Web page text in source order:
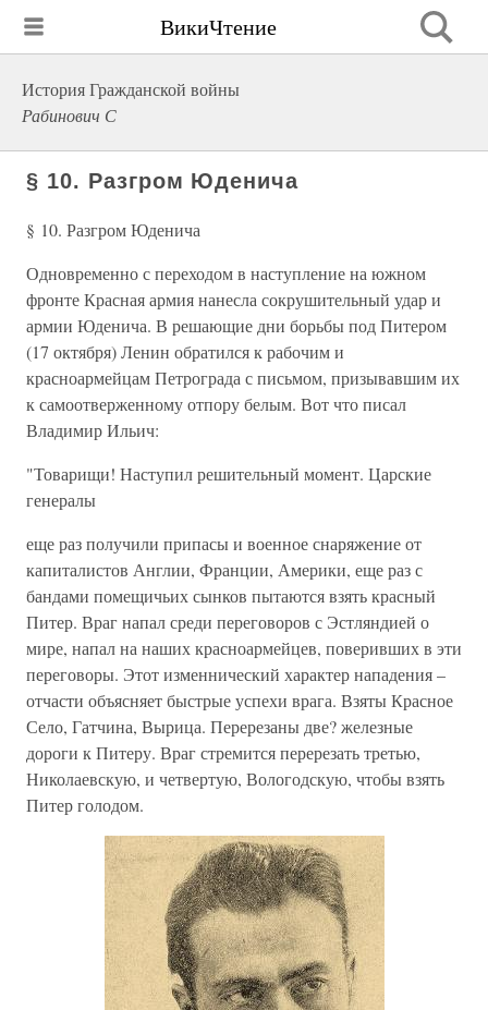
ВикиЧтение
История Гражданской войны
Рабинович С
§ 10. Разгром Юденича
§ 10. Разгром Юденича
Одновременно с переходом в наступление на южном
фронте Красная армия нанесла сокрушительный удар и
армии Юденича. В решающие дни борьбы под Питером
(17 октября) Ленин обратился к рабочим и
красноармейцам Петрограда с письмом, призывавшим их
к самоотверженному отпору белым. Вот что писал
Владимир Ильич:
"Товарищи! Наступил решительный момент. Царские
генералы
еще раз получили припасы и военное снаряжение от
капиталистов Англии, Франции, Америки, еще раз с
бандами помещичьих сынков пытаются взять красный
Питер. Враг напал среди переговоров с Эстляндией о
мире, напал на наших красноармейцев, поверивших в эти
переговоры. Этот изменнический характер нападения –
отчасти объясняет быстрые успехи врага. Взяты Красное
Село, Гатчина, Вырица. Перерезаны две? железные
дороги к Питеру. Враг стремится перерезать третью,
Николаевскую, и четвертую, Вологодскую, чтобы взять
Питер голодом.